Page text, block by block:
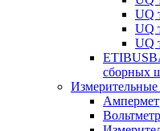
UQ
UQ
UQ
сборных